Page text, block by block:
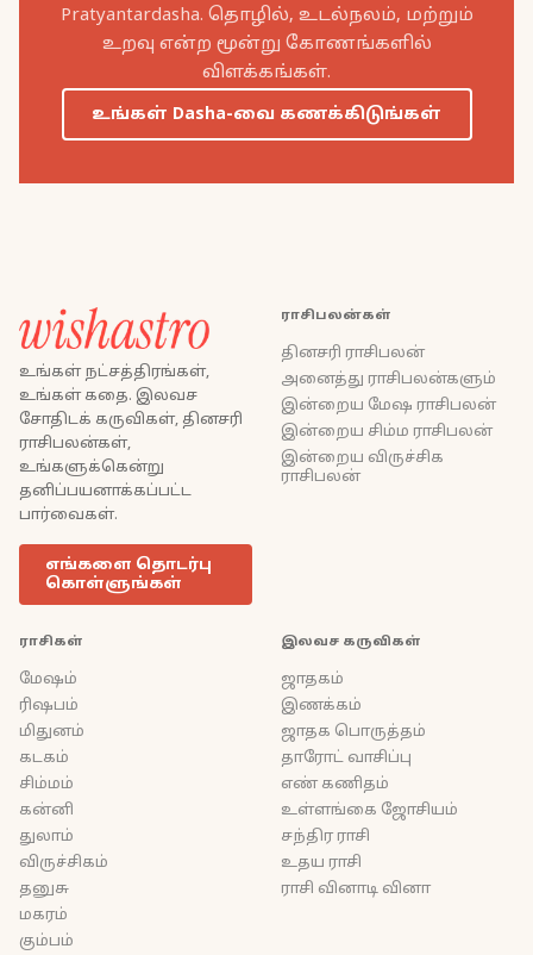
Pratyantardasha. தொழில், உடல்நலம், மற்றும்
உறவு என்ற மூன்று கோணங்களில்
விளக்கங்கள்.
உங்கள் Dasha-வை கணக்கிடுங்கள்
உங்கள் நட்சத்திரங்கள்,
உங்கள் கதை. இலவச
சோதிடக் கருவிகள், தினசரி
ராசிபலன்கள்,
உங்களுக்கென்று
தனிப்பயனாக்கப்பட்ட
பார்வைகள்.
எங்களை தொடர்பு
கொள்ளுங்கள்
ராசிபலன்கள்
தினசரி ராசிபலன்
அனைத்து ராசிபலன்களும்
இன்றைய மேஷ ராசிபலன்
இன்றைய சிம்ம ராசிபலன்
இன்றைய விருச்சிக
ராசிபலன்
ராசிகள்
மேஷம்
ரிஷபம்
மிதுனம்
கடகம்
சிம்மம்
கன்னி
துலாம்
விருச்சிகம்
தனுசு
மகரம்
கும்பம்
இலவச கருவிகள்
ஜாதகம்
இணக்கம்
ஜாதக பொருத்தம்
தாரோட் வாசிப்பு
எண் கணிதம்
உள்ளங்கை ஜோசியம்
சந்திர ராசி
உதய ராசி
ராசி வினாடி வினா